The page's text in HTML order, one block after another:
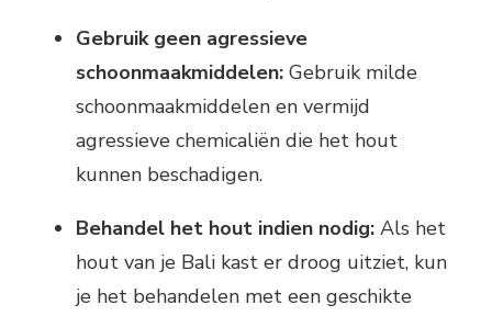
Gebruik geen agressieve
schoonmaakmiddelen: Gebruik milde
schoonmaakmiddelen en vermijd
agressieve chemicaliën die het hout
kunnen beschadigen.
Behandel het hout indien nodig: Als het
hout van je Bali kast er droog uitziet, kun
je het behandelen met een geschikte